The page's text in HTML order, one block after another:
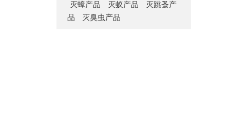
灭蟑产品
灭蚁产品
灭跳蚤产
品
灭臭虫产品